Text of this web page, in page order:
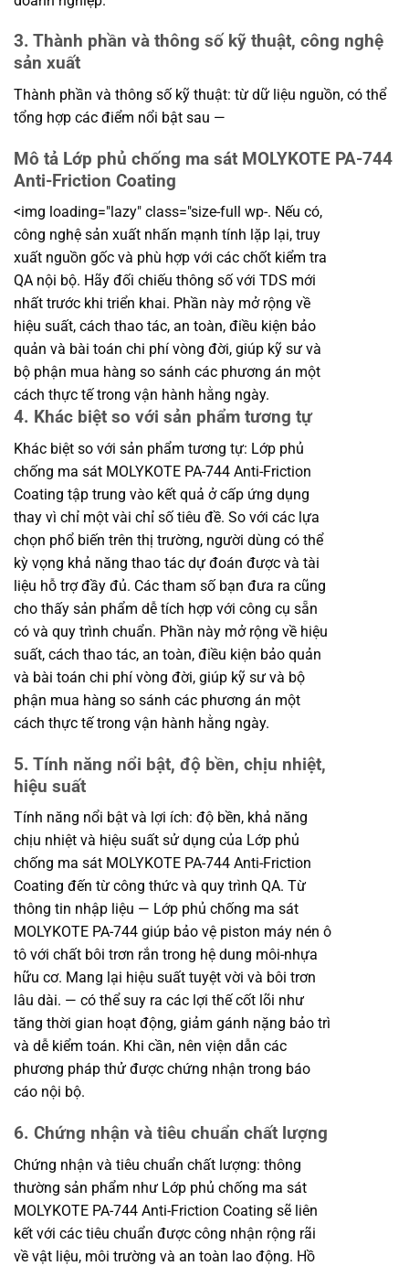
3. Thành phần và thông số kỹ thuật, công nghệ
sản xuất
Thành phần và thông số kỹ thuật: từ dữ liệu nguồn, có thể
tổng hợp các điểm nổi bật sau —
Mô tả Lớp phủ chống ma sát MOLYKOTE PA-744
Anti-Friction Coating
<img loading="lazy" class="size-full wp-. Nếu có,
công nghệ sản xuất nhấn mạnh tính lặp lại, truy
xuất nguồn gốc và phù hợp với các chốt kiểm tra
QA nội bộ. Hãy đối chiếu thông số với TDS mới
nhất trước khi triển khai. Phần này mở rộng về
hiệu suất, cách thao tác, an toàn, điều kiện bảo
quản và bài toán chi phí vòng đời, giúp kỹ sư và
bộ phận mua hàng so sánh các phương án một
cách thực tế trong vận hành hằng ngày.
4. Khác biệt so với sản phẩm tương tự
Khác biệt so với sản phẩm tương tự: Lớp phủ
chống ma sát MOLYKOTE PA-744 Anti-Friction
Coating tập trung vào kết quả ở cấp ứng dụng
thay vì chỉ một vài chỉ số tiêu đề. So với các lựa
chọn phổ biến trên thị trường, người dùng có thể
kỳ vọng khả năng thao tác dự đoán được và tài
liệu hỗ trợ đầy đủ. Các tham số bạn đưa ra cũng
cho thấy sản phẩm dễ tích hợp với công cụ sẵn
có và quy trình chuẩn. Phần này mở rộng về hiệu
suất, cách thao tác, an toàn, điều kiện bảo quản
và bài toán chi phí vòng đời, giúp kỹ sư và bộ
phận mua hàng so sánh các phương án một
cách thực tế trong vận hành hằng ngày.
5. Tính năng nổi bật, độ bền, chịu nhiệt,
hiệu suất
Tính năng nổi bật và lợi ích: độ bền, khả năng
chịu nhiệt và hiệu suất sử dụng của Lớp phủ
chống ma sát MOLYKOTE PA-744 Anti-Friction
Coating đến từ công thức và quy trình QA. Từ
thông tin nhập liệu — Lớp phủ chống ma sát
MOLYKOTE PA-744 giúp bảo vệ piston máy nén ô
tô với chất bôi trơn rắn trong hệ dung môi-nhựa
hữu cơ. Mang lại hiệu suất tuyệt vời và bôi trơn
lâu dài. — có thể suy ra các lợi thế cốt lõi như
tăng thời gian hoạt động, giảm gánh nặng bảo trì
và dễ kiểm toán. Khi cần, nên viện dẫn các
phương pháp thử được chứng nhận trong báo
cáo nội bộ.
6. Chứng nhận và tiêu chuẩn chất lượng
Chứng nhận và tiêu chuẩn chất lượng: thông
thường sản phẩm như Lớp phủ chống ma sát
MOLYKOTE PA-744 Anti-Friction Coating sẽ liên
kết với các tiêu chuẩn được công nhận rộng rãi
về vật liệu, môi trường và an toàn lao động. Hồ